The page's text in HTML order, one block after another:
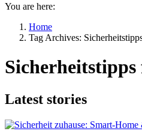
You are here:
Home
Tag Archives:
Latest stories